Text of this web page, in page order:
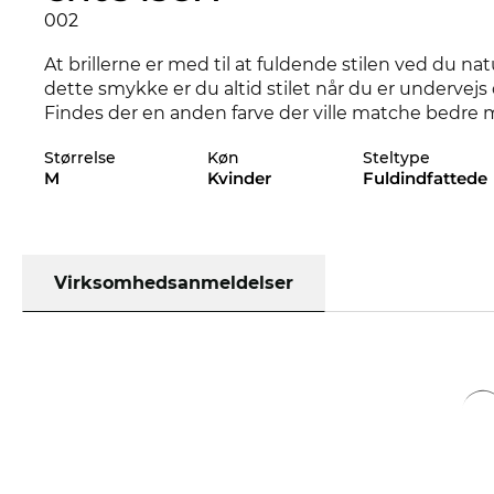
002
At brillerne er med til at fuldende stilen ved du
dette smykke er du altid stilet når du er
Findes der en anden farve der ville matche
Med dette stel taler designerne særligt tilkvinder
en langhalveringstid og går sandsynligvis aldrig af
holdbarhed med komfort. CH0343OA sidder
Størrelse
M
Køn
Kvinder
Steltype
Fuldindfattede
Virksomhedsanmeldelser